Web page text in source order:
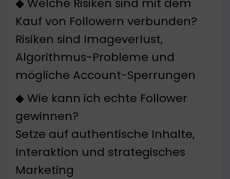
◆ Welche Risiken sind mit dem
Kauf von Followern verbunden?
Risiken sind Imageverlust,
Algorithmus-Probleme und
mögliche Account-Sperrungen
◆ Wie kann ich echte Follower
gewinnen?
Setze auf authentische Inhalte,
Interaktion und strategisches
Marketing